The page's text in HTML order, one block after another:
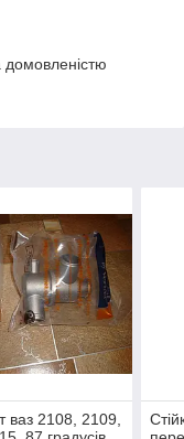
домовленістю
ваз 2108, 2109,